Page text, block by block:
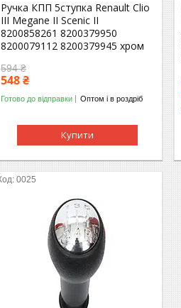
Ручка КПП 5ступка Renault Clio
III Megane II Scenic II
8200858261 8200379950
8200079112 8200379945 хром
594 ₴
548 ₴
Готово до відправки Оптом і в роздріб
Купити
0025